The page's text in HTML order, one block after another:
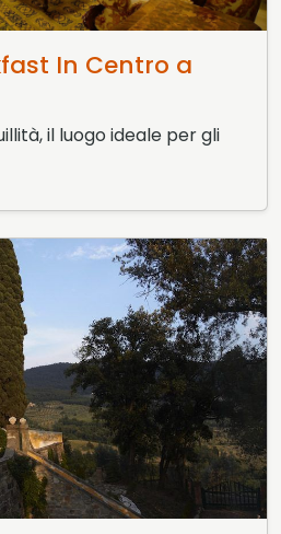
In Centro a
il luogo ideale per gli